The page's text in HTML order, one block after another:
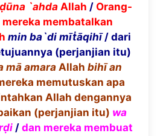
ḍūna `ahda Allah / Orang-
membatalkan
min ba`di mīṫāqihī/ dari
(perjanjian itu)
mā amara Allah bihī an
memutuskan apa
Allah dengannya
(perjanjian itu) wa
ḍi/ dan mereka membuat